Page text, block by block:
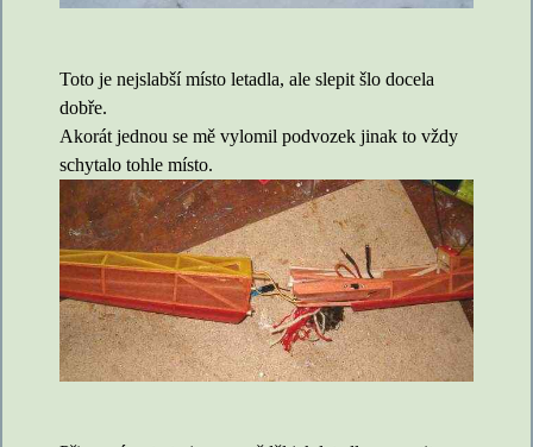
Toto je nejslabší místo letadla, ale slepit šlo docela
dobře.
Akorát jednou se mě vylomil podvozek jinak to vždy
schytalo tohle místo.